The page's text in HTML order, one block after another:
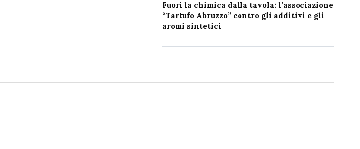
Fuori la chimica dalla tavola: l’associazione
“Tartufo Abruzzo” contro gli additivi e gli
aromi sintetici